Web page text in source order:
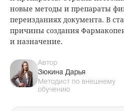
новые методы и препараты
переизданиях документа. В
причины создания
и назначение.
Автор
Зюкина Дарья
Методист по внешнему
обучению